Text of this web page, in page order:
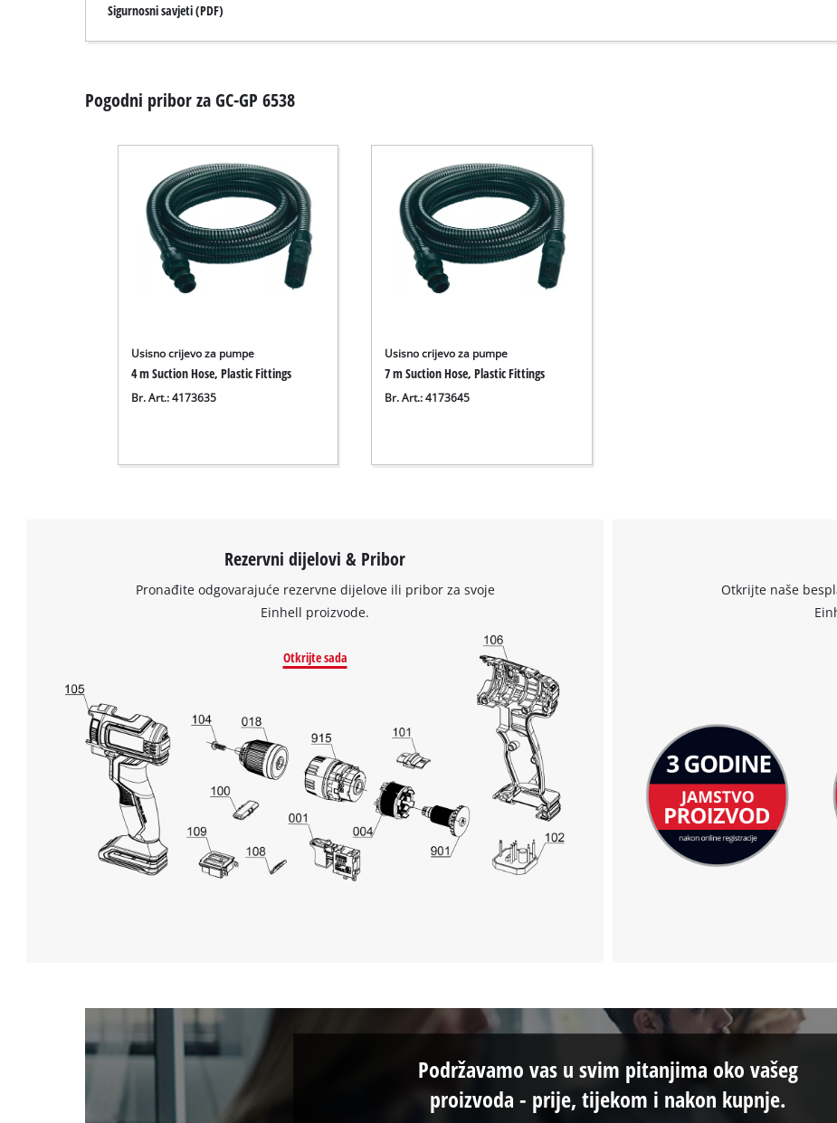
Sigurnosni savjeti (PDF)
Pogodni pribor za GC-GP 6538
Usisno crijevo za pumpe
4 m Suction Hose, Plastic Fittings
Br. Art.: 4173635
Usisno crijevo za pumpe
7 m Suction Hose, Plastic Fittings
Br. Art.: 4173645
Rezervni dijelovi & Pribor
Pronađite odgovarajuće rezervne dijelove ili pribor za svoje
Einhell proizvode.
Otkrijte sada
Otkrijte naše
Podržavamo vas u svim pitanjima oko vašeg
proizvoda - prije, tijekom i nakon kupnje.